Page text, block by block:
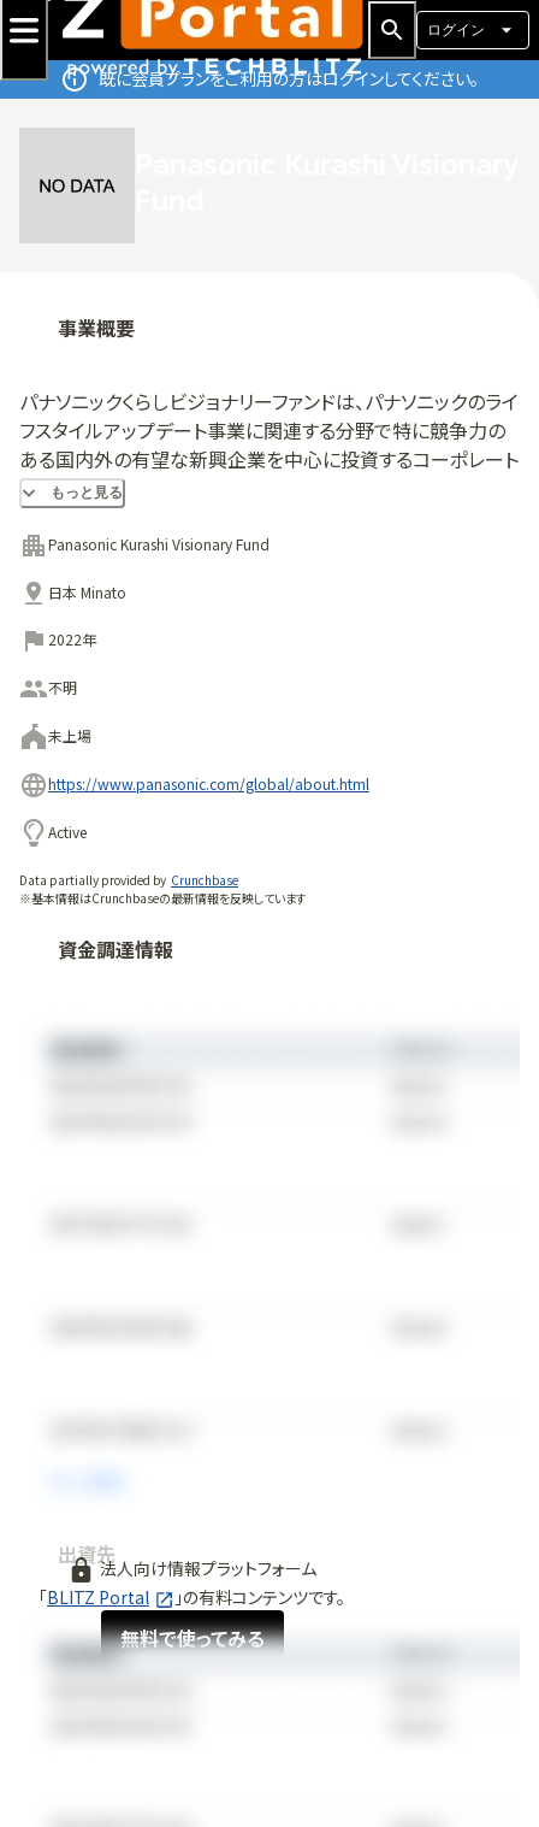
ログイン
既に会員プランをご利用の方はログインしてください。
事業概要
パナソニックくらしビジョナリーファンドは、パナソニックのライ
フスタイルアップデート事業に関連する分野で特に競争力の
ある国内外の有望な新興企業を中心に投資するコーポレート
ベンチャーキャピタル（CVC）ファンドです。
もっと見る
Panasonic Kurashi Visionary Fund
日本 Minato
2022年
不明
未上場
https://www.panasonic.com/global/about.html
Active
Data partially provided by Crunchbase
※基本情報はCrunchbaseの最新情報を反映しています
資金調達情報
法人向け情報プラットフォーム
「BLITZ Portal 」の有料コンテンツです。
無料で使ってみる
出資先